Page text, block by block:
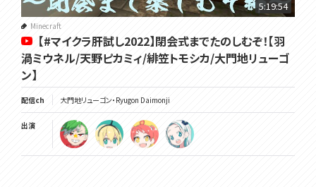
5:19:54
Minecraft
【#マイクラ肝試し2022】閉会式までたのしむぞ！【羽
渦ミウネル/天野ピカミィ/緋笠トモシカ/大門地リューゴ
ン】
配信ch 大門地リューゴン・Ryugon Daimonji
出演